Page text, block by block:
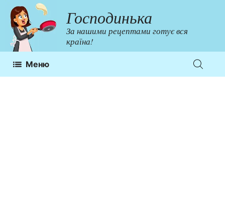
Перейти
до
контенту
Господинька
За нашими рецептами готує вся
країна!
Меню